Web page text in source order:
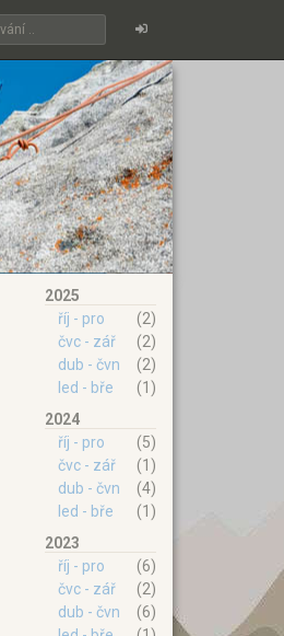
2025
říj - pro
(2)
čvc - zář
(2)
dub - čvn
(2)
led - bře
(1)
2024
říj - pro
(5)
čvc - zář
(1)
dub - čvn
(4)
led - bře
(1)
2023
říj - pro
(6)
čvc - zář
(2)
dub - čvn
(6)